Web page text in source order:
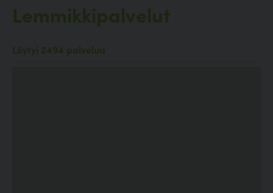
Lemmikkipalvelut
Löytyi 2494 palvelua